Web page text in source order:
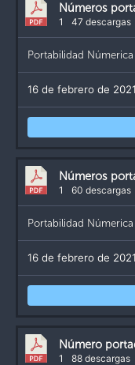
Números
1 47 descargas
Portabilidad Númerica
16 de febrero de 2021
Números
1 60 descargas
Portabilidad Númerica
16 de febrero de 2021
Número
1 88 descargas